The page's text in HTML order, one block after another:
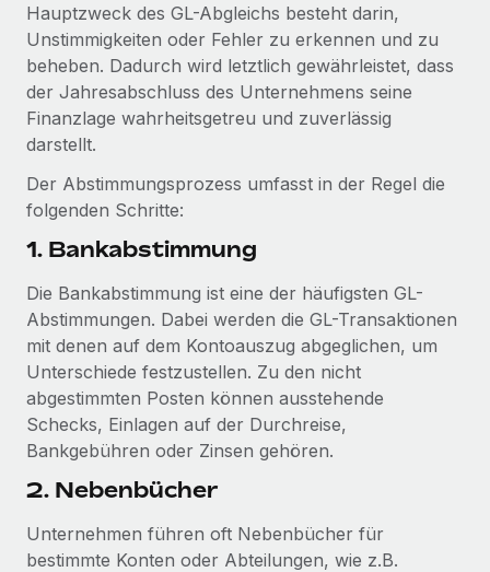
Hauptzweck des GL-Abgleichs besteht darin,
Unstimmigkeiten oder Fehler zu erkennen und zu
beheben. Dadurch wird letztlich gewährleistet, dass
der Jahresabschluss des Unternehmens seine
Finanzlage wahrheitsgetreu und zuverlässig
darstellt.
Der Abstimmungsprozess umfasst in der Regel die
folgenden Schritte:
1. Bankabstimmung
Die Bankabstimmung ist eine der häufigsten GL-
Abstimmungen. Dabei werden die GL-Transaktionen
mit denen auf dem Kontoauszug abgeglichen, um
Unterschiede festzustellen. Zu den nicht
abgestimmten Posten können ausstehende
Schecks, Einlagen auf der Durchreise,
Bankgebühren oder Zinsen gehören.
2. Nebenbücher
Unternehmen führen oft Nebenbücher für
bestimmte Konten oder Abteilungen, wie z.B.